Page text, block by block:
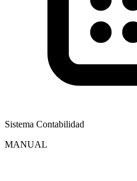
Sistema Contabilidad
MANUAL